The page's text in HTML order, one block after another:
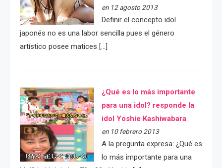
en 12 agosto 2013
Definir el concepto idol
japonés no es una labor sencilla pues el género
artístico posee matices […]
¿Qué es lo más importante
para una idol? responde la
idol Yoshie Kashiwabara
en 10 febrero 2013
A la pregunta expresa: ¿Qué es
lo más importante para una